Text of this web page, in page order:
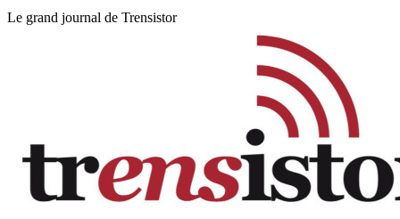
Le grand journal de Trensistor